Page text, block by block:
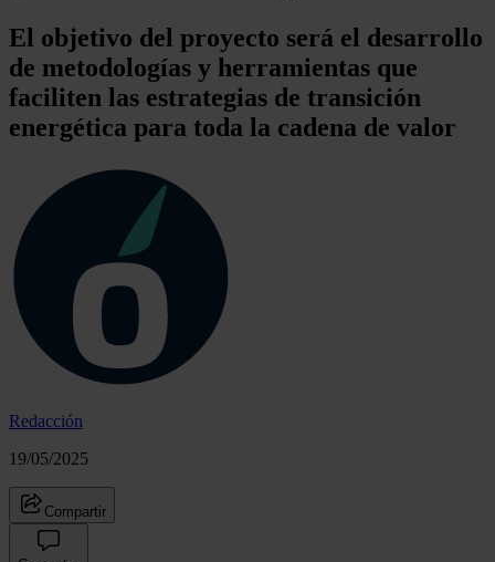
El objetivo del proyecto será el desarrollo
de metodologías y herramientas que
faciliten las estrategias de transición
energética para toda la cadena de valor
Redacción
19/05/2025
Compartir